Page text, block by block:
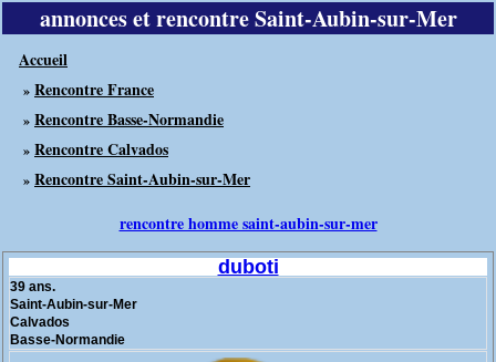
annonces et rencontre Saint-Aubin-sur-Mer
Accueil
» Rencontre France
» Rencontre Basse-Normandie
» Rencontre Calvados
» Rencontre Saint-Aubin-sur-Mer
rencontre homme saint-aubin-sur-mer
duboti
39 ans.
Saint-Aubin-sur-Mer
Calvados
Basse-Normandie